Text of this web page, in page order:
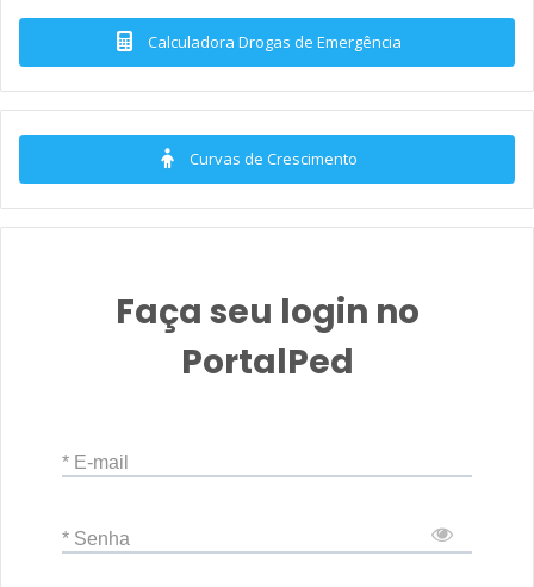
Calculadora Drogas de Emergência
Curvas de Crescimento
Faça seu login no
PortalPed
* E-mail
* Senha